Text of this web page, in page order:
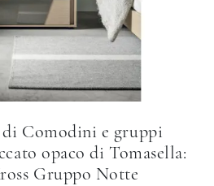
di Comodini e gruppi
opaco di Tomasella:
Gruppo Notte